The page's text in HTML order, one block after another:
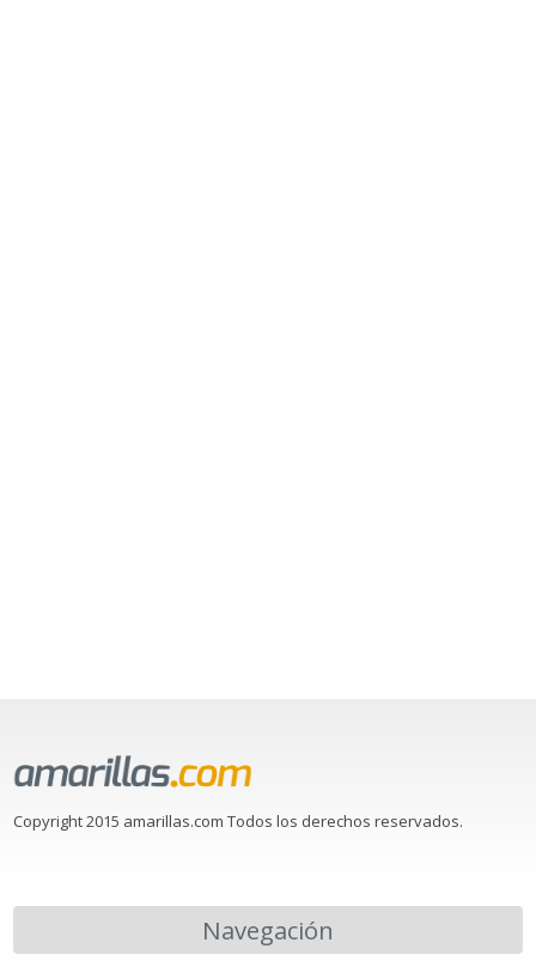
Copyright 2015 amarillas.com Todos los derechos reservados.
Navegación